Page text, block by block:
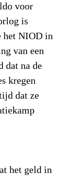
voor
is
het NIOD in
van een
dat na de
kregen
dat ze
het geld in